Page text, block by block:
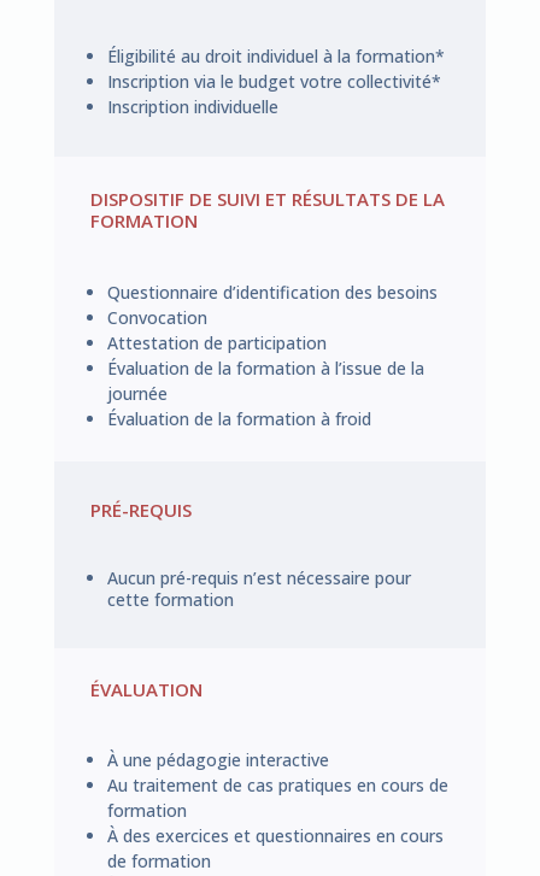
Éligibilité au droit individuel à la formation*
Inscription via le budget votre collectivité*
Inscription individuelle
DISPOSITIF DE SUIVI ET RÉSULTATS DE LA
FORMATION
Questionnaire d’identification des besoins
Convocation
Attestation de participation
Évaluation de la formation à l’issue de la
journée
Évaluation de la formation à froid
PRÉ-REQUIS
Aucun pré-requis n’est nécessaire pour
cette formation
ÉVALUATION
À une pédagogie interactive
Au traitement de cas pratiques en cours de
formation
À des exercices et questionnaires en cours
de formation